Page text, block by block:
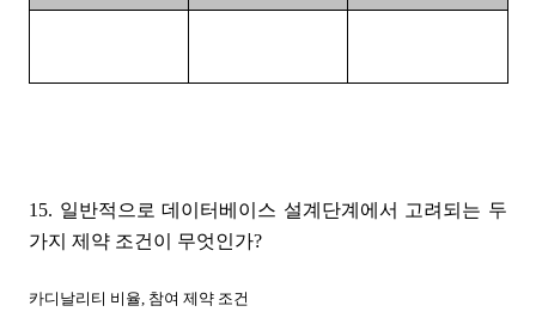
15. 일반적으로 데이터베이스 설계단계에서 고려되는 두
가지 제약 조건이 무엇인가?
카디날리티 비율, 참여 제약 조건